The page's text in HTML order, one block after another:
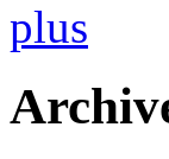
plus